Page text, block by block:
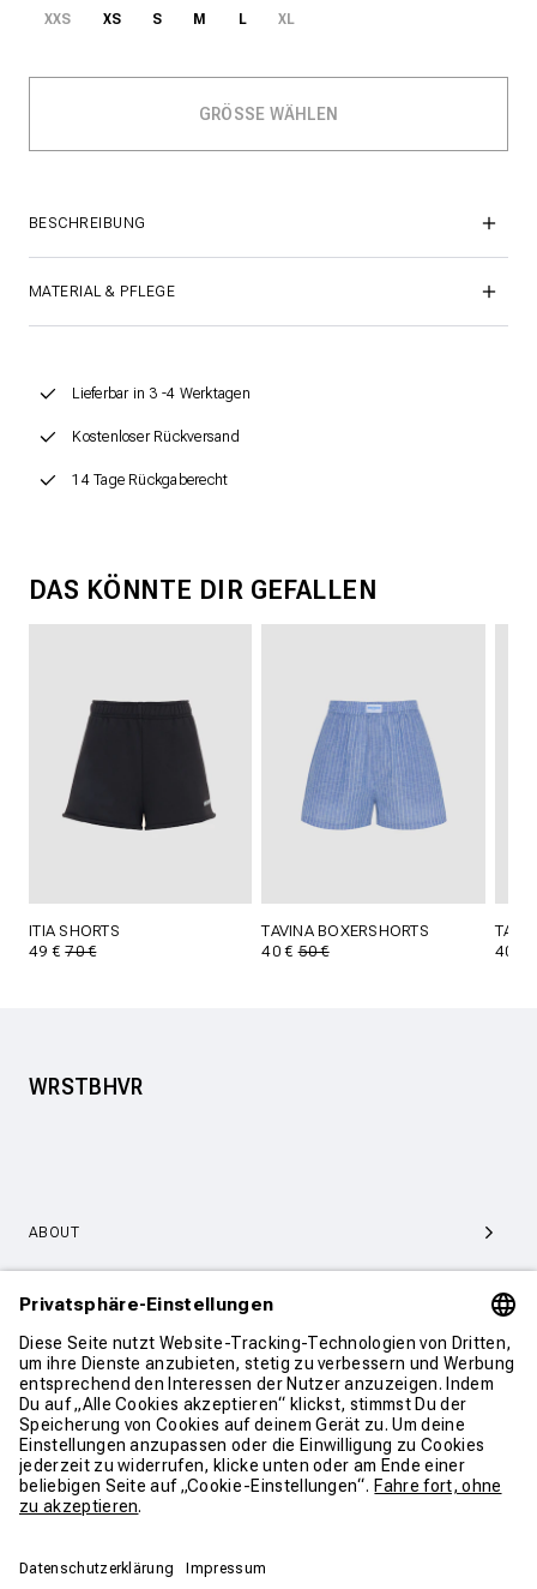
XXS XS S M L XL
BESCHREIBUNG
MATERIAL & PFLEGE
Lieferbar in 3 -4 Werktagen
Kostenloser Rückversand
14 Tage Rückgaberecht
DAS KÖNNTE DIR GEFALLEN
ITIA SHORTS
49 €70 €
TAVINA BOXERSHORTS
40 €50 €
40 €
WRSTBHVR
ABOUT
SERVICE & SUPPORT
KONTAKT